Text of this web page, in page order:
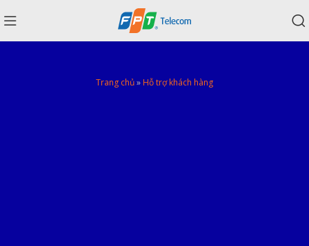
Trang chủ» Hỗ trợ khách hàng